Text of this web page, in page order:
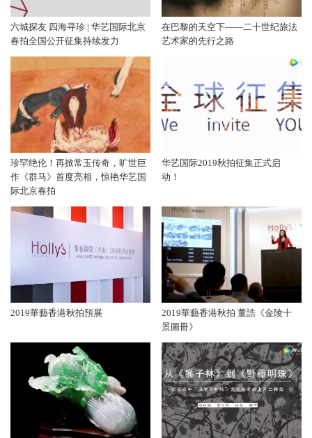
六城探友 四海寻珍 | 华艺国际北京
春拍全国公开征集持续发力
在巴黎的天空下——二十世纪旅法
艺术家的先行之路
珍罕绝伦！再掀常玉传奇，旷世巨
作《群马》首度亮相，惊艳华艺国
际北京春拍
华艺国际2019秋拍征集正式启
动！
2019華藝香港秋拍預展
2019華藝香港秋拍 董誥《金陵十
景圖冊》